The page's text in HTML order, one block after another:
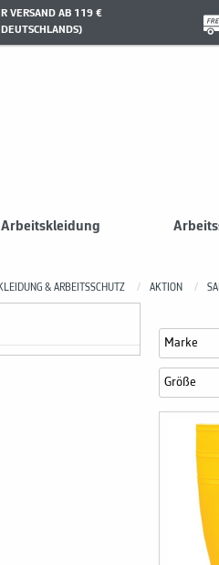
VERSAND AB 119 €
Arbeitskleidung
& ARBEITSSCHUTZ AKTION
Marke
Größe